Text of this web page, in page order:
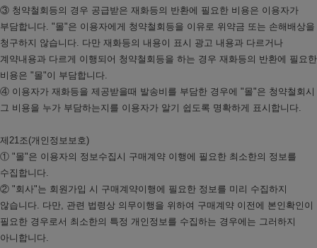
③ 청약철회등의 경우 공급받은 재화등의 반환에 필요한 비용은 이용자가
부담합니다. "몰"은 이용자에게 청약철회등을 이유로 위약금 또는 손해배상을
청구하지 않습니다. 다만 재화등의 내용이 표시 광고 내용과 다르거나
계약내용과 다르게 이행되어 청약철회등을 하는 경우 재화등의 반환에 필요한
비용은 "몰"이 부담합니다.
④ 이용자가 재화등을 제공받을때 발송비를 부담한 경우에 "몰"은 청약철회시
그 비용을 누가 부담하는지를 이용자가 알기 쉽도록 명확하게 표시합니다.
제21조(개인정보보호)
① "몰"은 이용자의 정보수집시 구매계약 이행에 필요한 최소한의 정보를
수집합니다.
② "회사"는 회원가입 시 구매계약이행에 필요한 정보를 미리 수집하지
않습니다. 다만, 관련 법령상 의무이행을 위하여 구매계약 이전에 본인확인이
필요한 경우로서 최소한의 특정 개인정보를 수집하는 경우에는 그러하지
아니합니다.